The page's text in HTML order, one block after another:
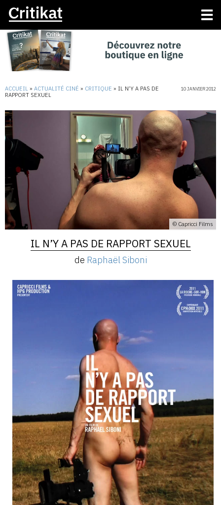
ACCUEIL » ACTUALITÉ CINÉ » CRITIQUE » IL N’Y A PAS DE
RAPPORT SEXUEL
10 JANVIER 2012
© Capricci Films
IL N’Y A PAS DE RAPPORT SEXUEL
de Raphaël Siboni